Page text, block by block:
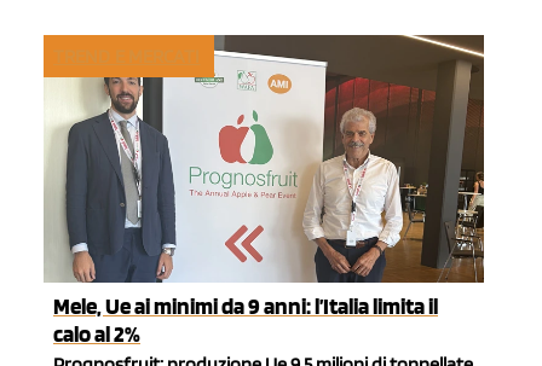
Mele, Ue ai minimi da 9 anni: l’Italia limita il
calo al 2%